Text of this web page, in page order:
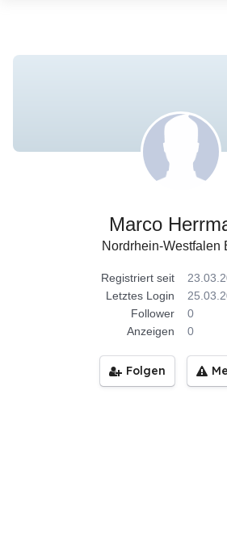
Marco
Nordrhein-Westfalen
Registriert seit
Letztes Login
Follower
0
Anzeigen
0
Folgen